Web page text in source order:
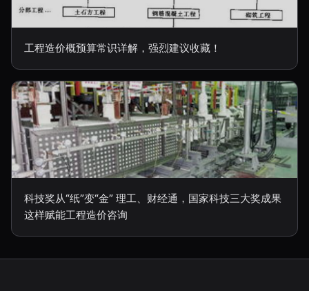
工程造价概预算常识详解，强烈建议收藏！
科技奖从“纸”变“金” 理工、财经通，国家科技三大奖成果
这样赋能工程造价咨询